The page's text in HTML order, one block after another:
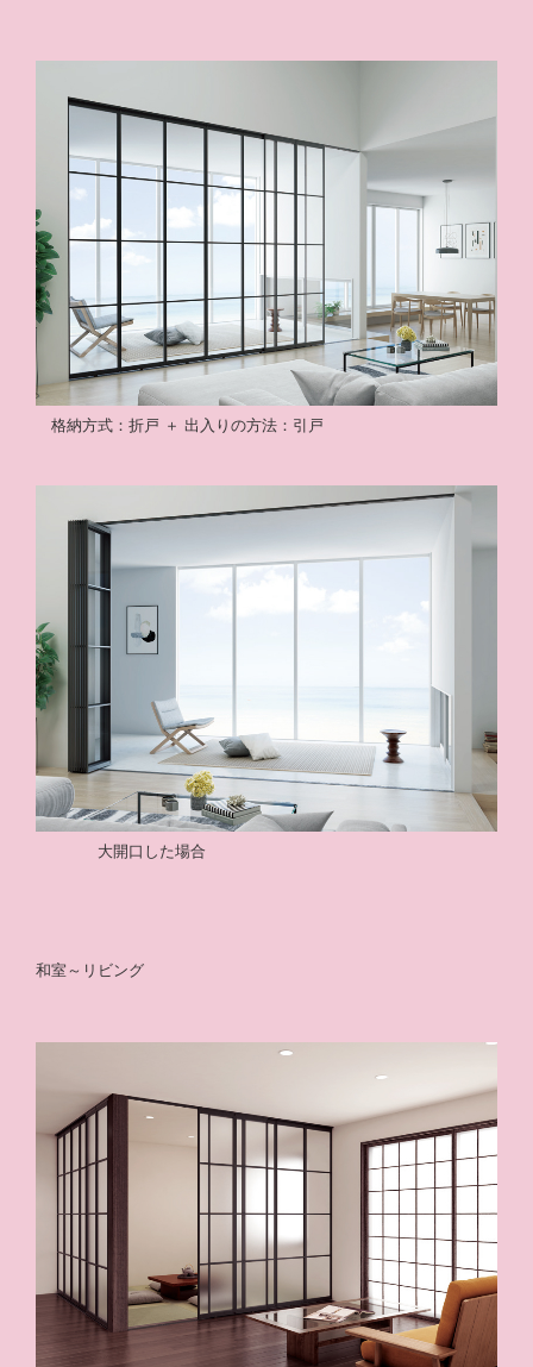
格納方式：折戸 ＋ 出入りの方法：引戸
大開口した場合
和室～リビング